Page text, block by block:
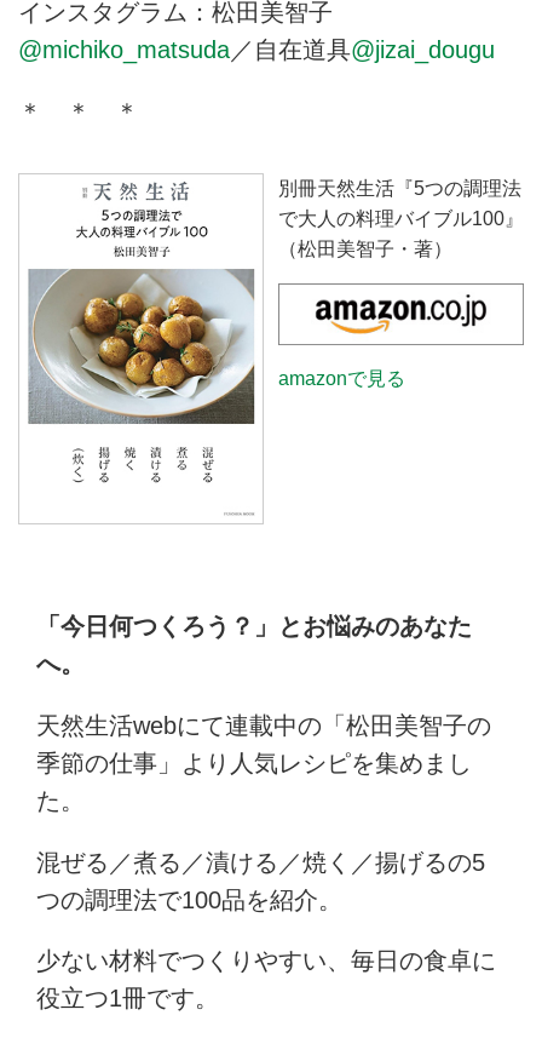
インスタグラム：松田美智子
@michiko_matsuda／自在道具@jizai_dougu
＊ ＊ ＊
別冊天然生活『5つの調理法
で大人の料理バイブル100』
（松田美智子・著）
amazonで見る
「今日何つくろう？」とお悩みのあなた
へ。
天然生活webにて連載中の「松田美智子の
季節の仕事」より人気レシピを集めまし
た。
混ぜる／煮る／漬ける／焼く／揚げるの5
つの調理法で100品を紹介。
少ない材料でつくりやすい、毎日の食卓に
役立つ1冊です。